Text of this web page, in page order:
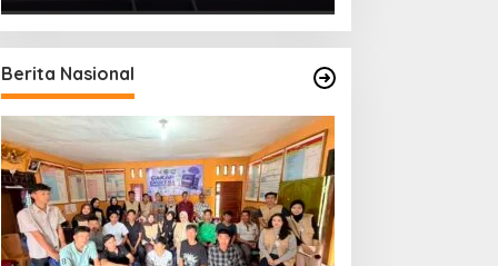
Berita Nasional